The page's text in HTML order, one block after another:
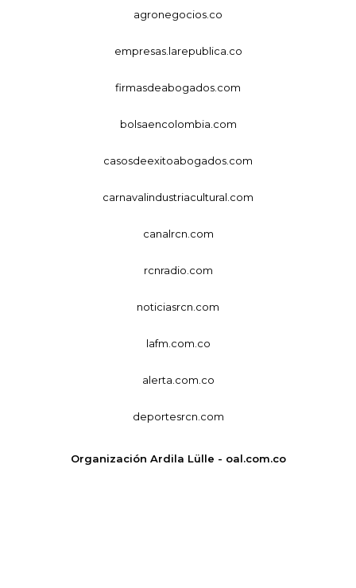
agronegocios.co
empresas.larepublica.co
firmasdeabogados.com
bolsaencolombia.com
casosdeexitoabogados.com
carnavalindustriacultural.com
canalrcn.com
rcnradio.com
noticiasrcn.com
lafm.com.co
alerta.com.co
deportesrcn.com
Organización Ardila Lülle - oal.com.co